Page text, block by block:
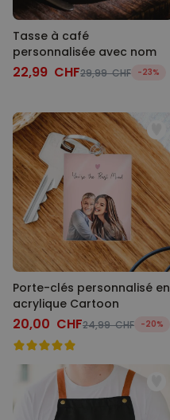
Tasse à café
personnalisée avec nom
22,99 CHF29,99 CHF -23%
Porte-clés personnalisé en
acrylique Cartoon
20,00 CHF24,99 CHF -20%